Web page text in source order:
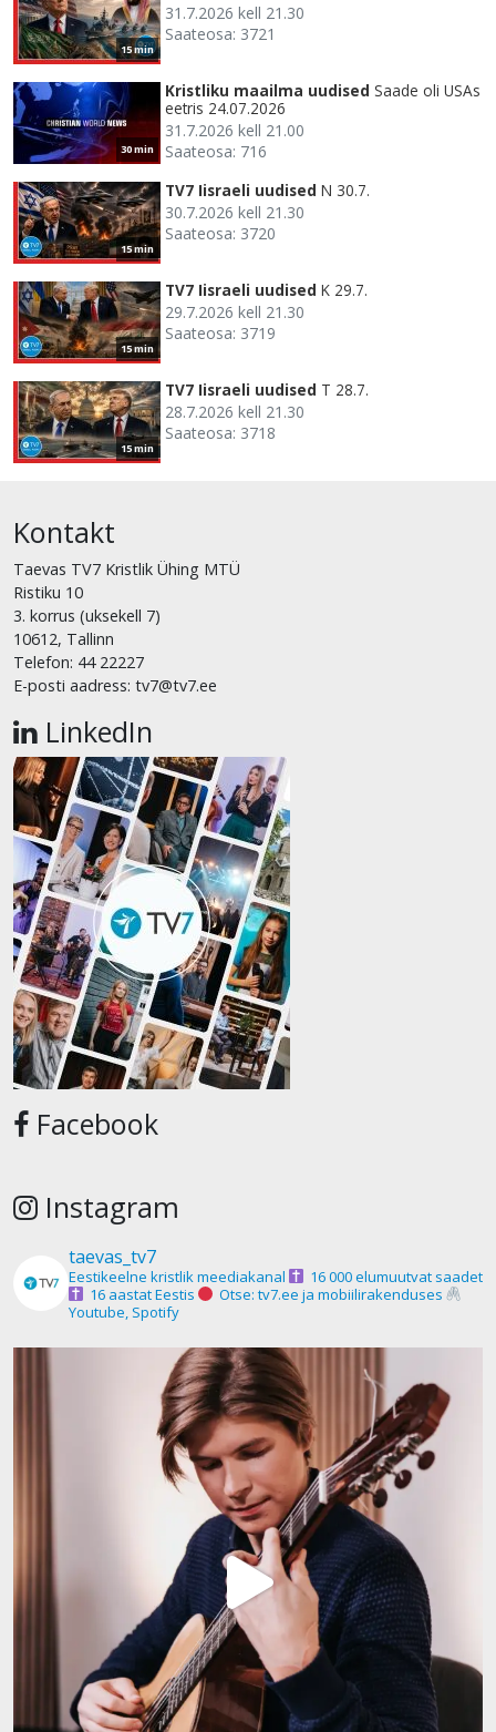
15 min
31.7.2026 kell 21.30
Saateosa: 3721
30 min
Kristliku maailma uudised Saade oli USAs
eetris 24.07.2026
31.7.2026 kell 21.00
Saateosa: 716
15 min
TV7 Iisraeli uudised N 30.7.
30.7.2026 kell 21.30
Saateosa: 3720
15 min
TV7 Iisraeli uudised K 29.7.
29.7.2026 kell 21.30
Saateosa: 3719
15 min
TV7 Iisraeli uudised T 28.7.
28.7.2026 kell 21.30
Saateosa: 3718
Kontakt
Taevas TV7 Kristlik Ühing MTÜ
Ristiku 10
3. korrus (uksekell 7)
10612, Tallinn
Telefon: 44 22227
E-posti aadress: tv7@tv7.ee
LinkedIn
Facebook
Instagram
taevas_tv7
Eestikeelne kristlik meediakanal
16 000 elumuutvat saadet
16 aastat Eestis
Otse: tv7.ee ja mobiilirakenduses
Youtube, Spotify